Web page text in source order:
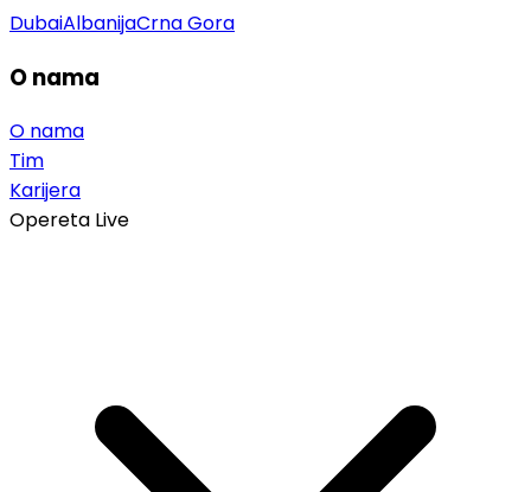
DubaiAlbanijaCrna Gora
O nama
O nama
Tim
Karijera
Opereta Live